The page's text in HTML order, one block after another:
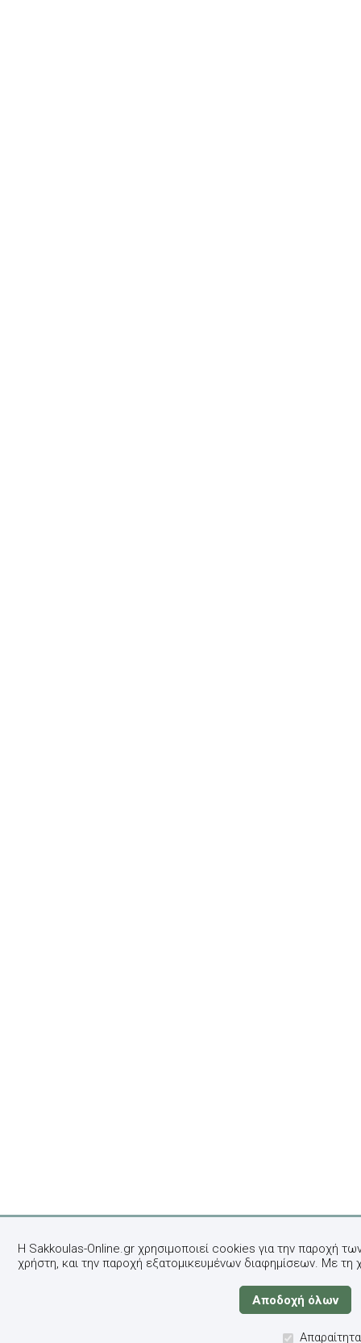
Η Sakkoulas-Online.gr χρησιμοποιεί cookies για την παροχή
χρήστη, και την παροχή εξατομικευμένων διαφημίσεων. Με